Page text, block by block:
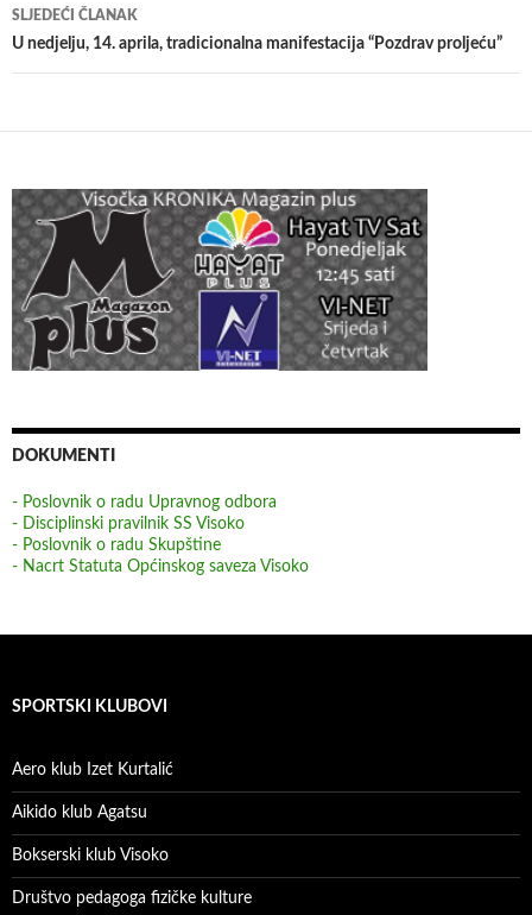
SLJEDEĆI ČLANAK
U nedjelju, 14. aprila, tradicionalna manifestacija “Pozdrav proljeću”
DOKUMENTI
- Poslovnik o radu Upravnog odbora
- Disciplinski pravilnik SS Visoko
- Poslovnik o radu Skupštine
- Nacrt Statuta Općinskog saveza Visoko
SPORTSKI KLUBOVI
Aero klub Izet Kurtalić
Aikido klub Agatsu
Bokserski klub Visoko
Društvo pedagoga fizičke kulture